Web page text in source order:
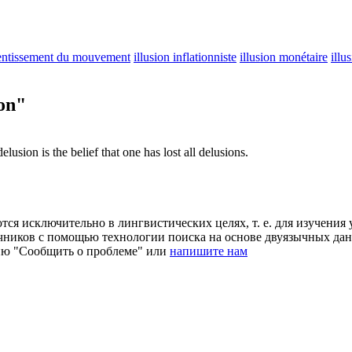
du mouvement illusion inflationniste illusion monétaire
is the belief that one has lost all delusions.
исключительно в лингвистических целях, т. е. для
с помощью технологии поиска на основе двуязычных
"Сообщить о проблеме" или напишите нам